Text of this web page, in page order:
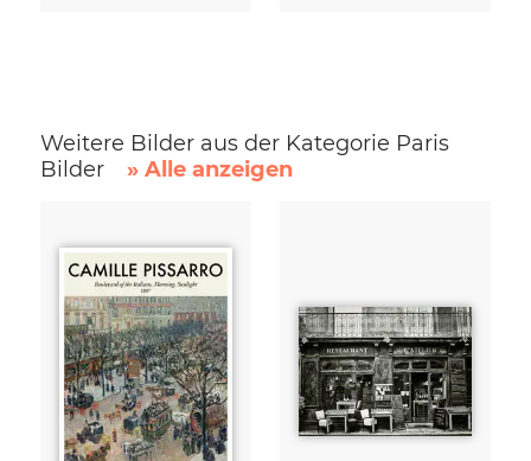
Weitere Bilder aus der Kategorie Paris
Bilder
» Alle anzeigen